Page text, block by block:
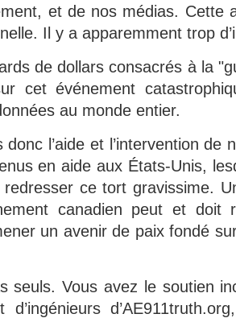
et de nos médias. Cette
Il y a apparemment trop
de dollars consacrés à la
cet événement
au monde entier.
donc l’aide et l’intervention de
en aide aux États-Unis,
ce tort gravissime.
canadien peut et doit
un avenir de paix fondé
seuls. Vous avez le soutien
d’ingénieurs